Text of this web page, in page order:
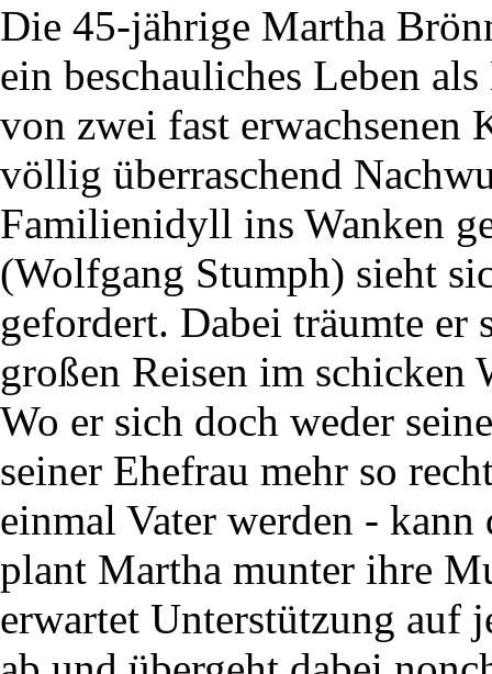
Die 45-jährige Martha
ein beschauliches Leben
von zwei fast erwachsenen
völlig überraschend
Familienidyll ins Wanken
(Wolfgang Stumph) sieht
gefordert. Dabei träumte er
großen Reisen im schicken
Wo er sich doch weder
seiner Ehefrau mehr so
einmal Vater werden -
plant Martha munter ihre
erwartet Unterstützung auf